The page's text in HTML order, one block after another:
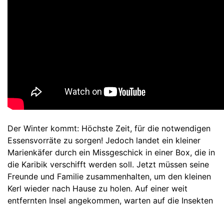
Der Winter kommt: Höchste Zeit, für die notwendigen
Essensvorräte zu sorgen! Jedoch landet ein kleiner
Marienkäfer durch ein Missgeschick in einer Box, die in
die Karibik verschifft werden soll. Jetzt müssen seine
Freunde und Familie zusammenhalten, um den kleinen
Kerl wieder nach Hause zu holen. Auf einer weit
entfernten Insel angekommen, warten auf die Insekten